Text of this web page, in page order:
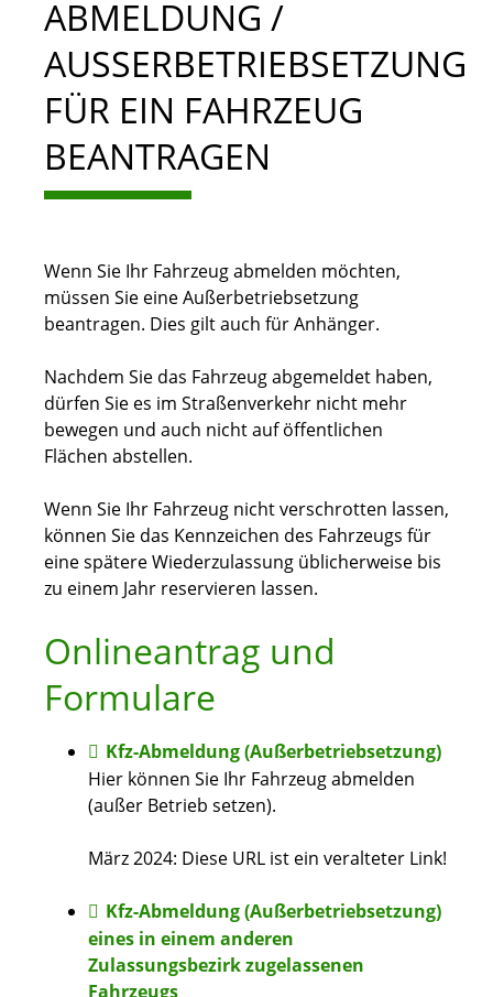
ABMELDUNG /
AUSSERBETRIEBSETZUNG F
ÜR EIN FAHRZEUG B
EANTRAGEN
Wenn Sie Ihr Fahrzeug abmelden möchten,
müssen Sie eine Außerbetriebsetzung
beantragen. Dies gilt auch für Anhänger.
Nachdem Sie das Fahrzeug abgemeldet haben,
dürfen Sie es im Straßenverkehr nicht mehr
bewegen und auch nicht auf öffentlichen
Flächen abstellen.
Wenn Sie Ihr Fahrzeug nicht verschrotten lassen,
können Sie das Kennzeichen des Fahrzeugs für
eine spätere Wiederzulassung üblicherweise bis
zu einem Jahr reservieren lassen.
Onlineantrag und
Formulare
Kfz-Abmeldung (Außerbetriebsetzung)
Hier können Sie Ihr Fahrzeug abmelden
(außer Betrieb setzen).
März 2024: Diese URL ist ein veralteter Link!
Kfz-Abmeldung (Außerbetriebsetzung)
eines in einem anderen
Zulassungsbezirk zugelassenen
Fahrzeugs